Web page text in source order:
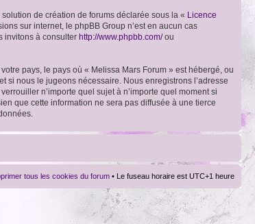
de création de forums déclarée sous la « Licence
sur internet, le phpBB Group n’est en aucun cas
invitons à consulter http://www.phpbb.com/ou
pays, le pays où « Melissa Mars Forum » est hébergé, ou
si nous le jugeons nécessaire. Nous enregistrons l’adresse
n’importe quel sujet à n’importe quel moment si
que cette information ne sera pas diffusée à une tierce
tous les cookies du forum • Le fuseau horaire est UTC+1 heure